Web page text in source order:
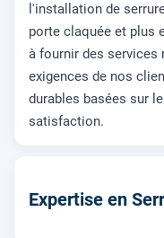
l'installation de
porte claquée et plus
à fournir des services
exigences de nos
durables basées sur
satisfaction.
Expertise en